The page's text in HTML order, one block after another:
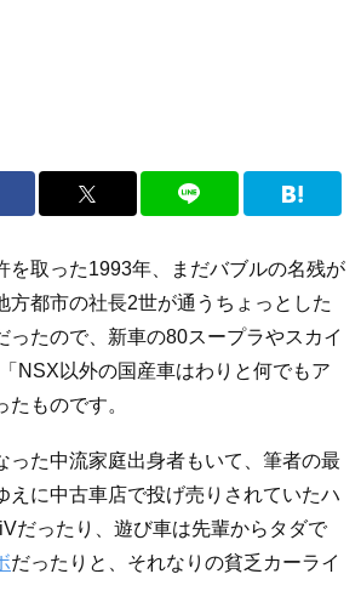
を取った1993年、まだバブルの名残が
方都市の社長2世が通うちょっとした
ったので、新車の80スープラやスカイ
NSX以外の国産車はわりと何でもア
たものです。
った中流家庭出身者もいて、筆者の最
えに中古車店で投げ売りされていたハ
だったり、遊び車は先輩からタダで
だったりと、それなりの貧乏カーライ